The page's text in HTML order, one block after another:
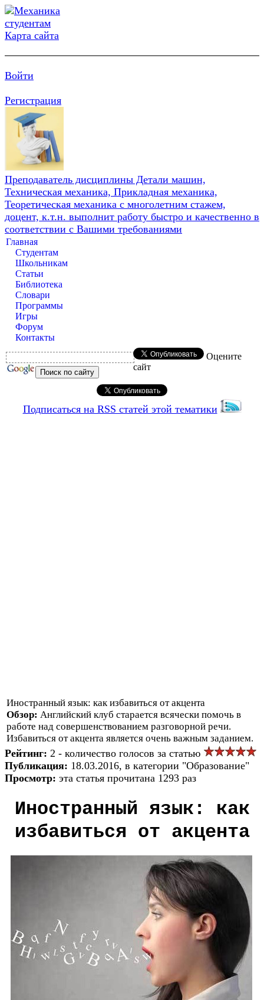
Карта сайта
Войти
Регистрация
Преподаватель дисциплины Детали машин,
Техническая механика, Прикладная механика,
Теоретическая механика с многолетним стажем,
доцент, к.т.н. выполнит работу быстро и качественно в
соответствии с Вашими требованиями
Главная
Студентам
Школьникам
Статьи
Библиотека
Словари
Программы
Игры
Форум
Контакты
Оцените
сайт
Подписаться на RSS статей этой тематики
Иностранный язык: как избавиться от акцента
Обзор: Английский клуб старается всячески помочь в
работе над совершенствованием разговорной речи.
Избавиться от акцента является очень важным заданием.
Рейтинг: 2 - количество голосов за статью
Публикация: 18.03.2016, в категории "Образование"
Просмотр: эта статья прочитана 1293 раз
Иностранный язык: как
избавиться от акцента